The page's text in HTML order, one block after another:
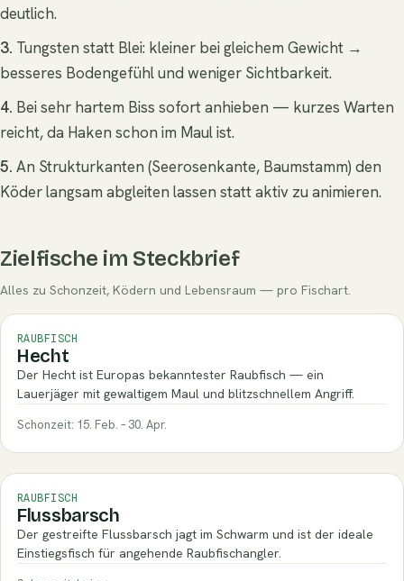
deutlich.
3. Tungsten statt Blei: kleiner bei gleichem Gewicht →
besseres Bodengefühl und weniger Sichtbarkeit.
4. Bei sehr hartem Biss sofort anhieben — kurzes Warten
reicht, da Haken schon im Maul ist.
5. An Strukturkanten (Seerosenkante, Baumstamm) den
Köder langsam abgleiten lassen statt aktiv zu animieren.
Zielfische im Steckbrief
Alles zu Schonzeit, Ködern und Lebensraum — pro Fischart.
RAUBFISCH
Hecht
Der Hecht ist Europas bekanntester Raubfisch — ein
Lauerjäger mit gewaltigem Maul und blitzschnellem Angriff.
Schonzeit: 15. Feb. – 30. Apr.
RAUBFISCH
Flussbarsch
Der gestreifte Flussbarsch jagt im Schwarm und ist der ideale
Einstiegsfisch für angehende Raubfischangler.